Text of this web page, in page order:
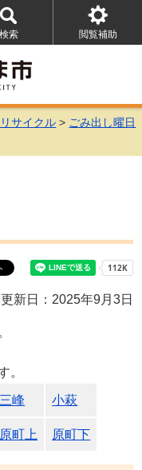
検索
を
開
く
閲覧補助
を
サイクル > ごみ出し曜日
更新日：2025年9月3日
。
三峰 小萩
原町上 原町下